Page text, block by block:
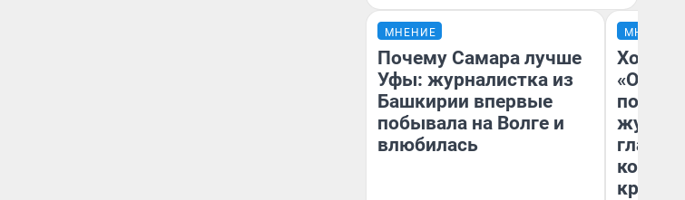
МНЕНИЕ
Почему Самара лучше
Уфы: журналистка из
Башкирии впервые
побывала на Волге и
влюбилась
МНЕНИЕ
Хоть